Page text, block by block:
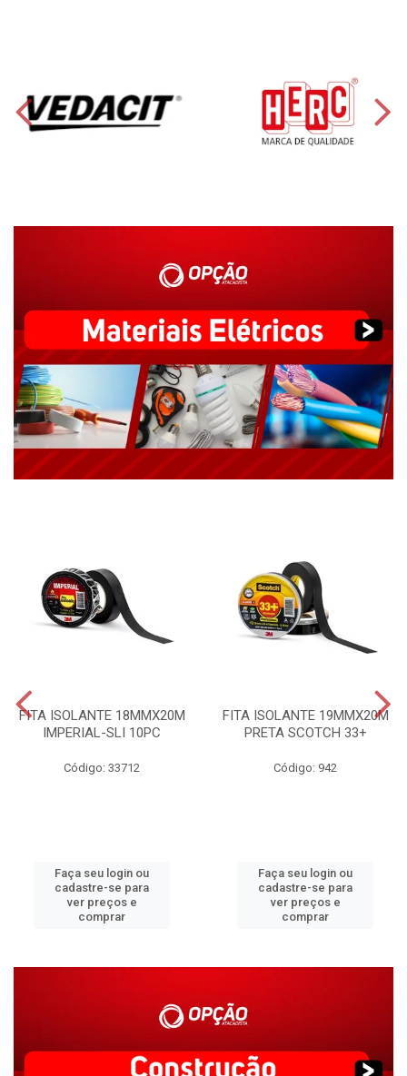
FITA ISOLANTE 18MMX20M
IMPERIAL-SLI 10PC
Código: 33712
Faça seu login ou
cadastre-se para
ver preços e
comprar
FITA ISOLANTE 19MMX20M
PRETA SCOTCH 33+
Código: 942
Faça seu login ou
cadastre-se para
ver preços e
comprar